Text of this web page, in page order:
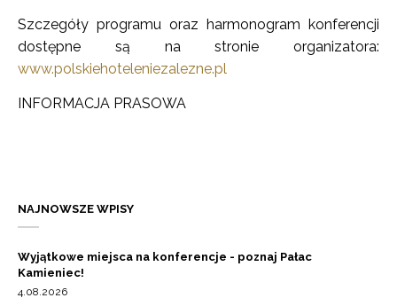
Szczegóły programu oraz harmonogram konferencji
dostępne są na stronie organizatora:
www.polskiehoteleniezalezne.pl
INFORMACJA PRASOWA
NAJNOWSZE WPISY
Wyjątkowe miejsca na konferencje - poznaj Pałac
Kamieniec!
4.08.2026